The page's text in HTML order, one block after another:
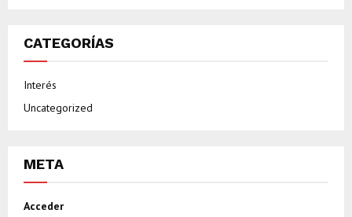
CATEGORÍAS
Interés
Uncategorized
META
Acceder